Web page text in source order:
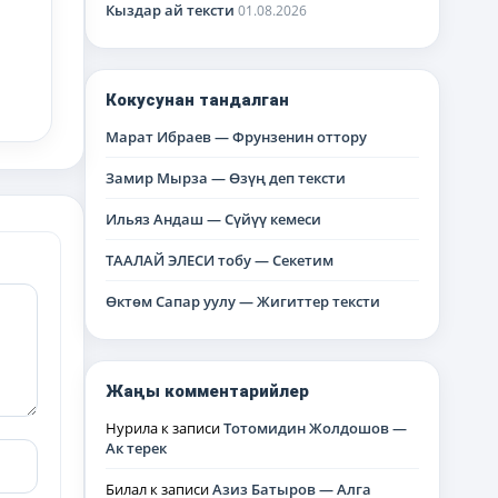
Кыздар ай тексти 01.08.2026
Кокусунан тандалган
Марат Ибраев — Фрунзенин оттору
Замир Мырза — Өзүң деп тексти
Ильяз Андаш — Сүйүү кемеси
ТААЛАЙ ЭЛЕСИ тобу — Секетим
Өктөм Сапар уулу — Жигиттер тексти
Жаңы комментарийлер
Нурила к записиТотомидин Жолдошов —
Ак терек
Билал к записиАзиз Батыров — Алга